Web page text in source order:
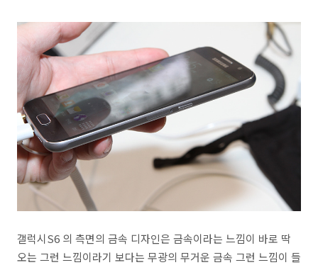
갤럭시S6 의 측면의 금속 디자인은 금속이라는 느낌이 바로 딱
오는 그런 느낌이라기 보다는 무광의 무거운 금속 그런 느낌이 들